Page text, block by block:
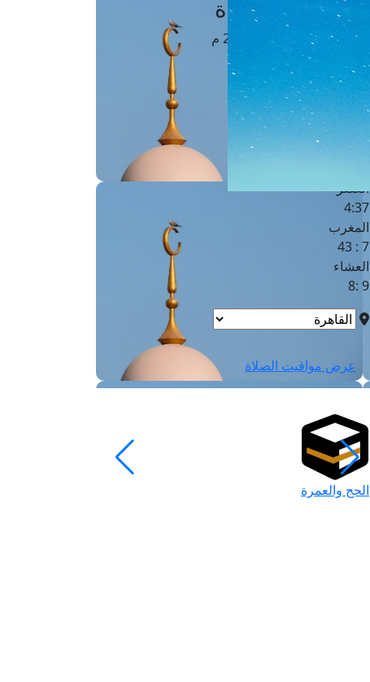
مَواقِيتُ الصَّـــلاة
القاهرة · 08 أغسطس 2026 م
الفجر
4 :42
الشروق
العصر
4:37
المغرب
7 : 43
العشاء
9 :8
عرض مواقيت الصلاة
الحج والعمرة